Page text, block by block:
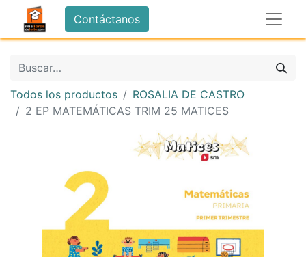
Contáctanos
Todos los productos
ROSALIA DE CASTRO
2 EP MATEMÁTICAS TRIM 25 MATICES